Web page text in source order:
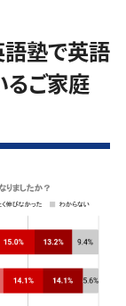
語塾で英語
るご家庭